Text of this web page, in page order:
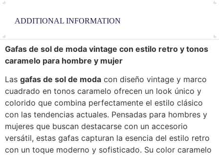
ADDITIONAL INFORMATION
Gafas de sol de moda vintage con estilo retro y tonos
caramelo para hombre y mujer
Las gafas de sol de moda con diseño vintage y marco
cuadrado en tonos caramelo ofrecen un look único y
colorido que combina perfectamente el estilo clásico
con las tendencias actuales. Pensadas para hombres y
mujeres que buscan destacarse con un accesorio
versátil, estas gafas capturan la esencia del estilo retro
con un toque moderno y sofisticado. Su color caramelo